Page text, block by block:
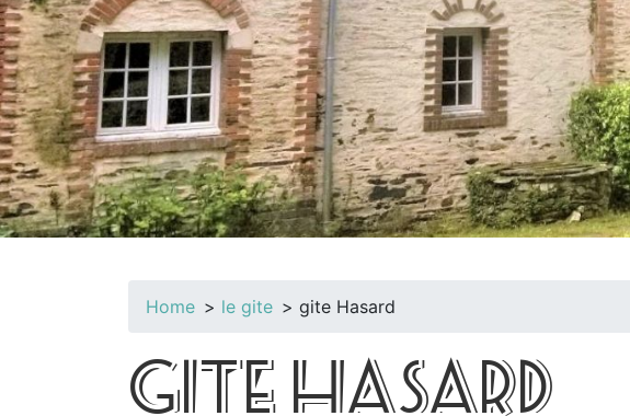
Home le gite gite Hasard
GITE HASARD